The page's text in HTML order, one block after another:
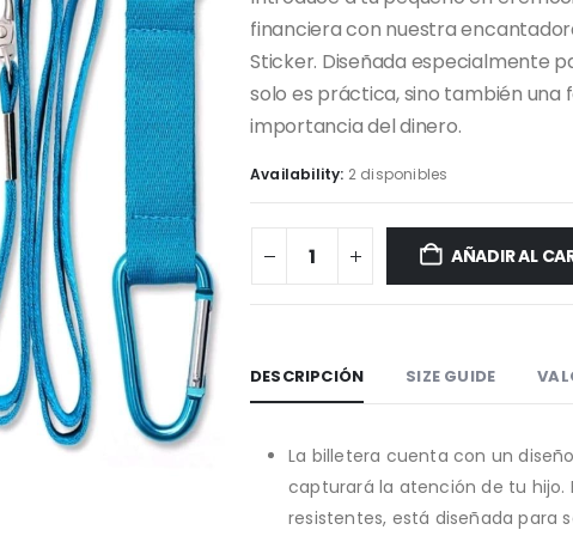
financiera con nuestra
Sticker. Diseñada especialmente
solo es práctica, sino también
importancia del dinero.
Availability: 2 disponibles
AÑADIR AL
DESCRIPCIÓN SIZE GUIDE
La billetera cuenta con un
capturará la atención de tu hijo.
resistentes, está diseñada para